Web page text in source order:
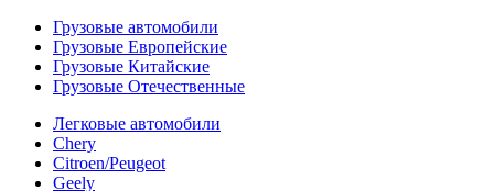
Грузовые автомобили
Грузовые Европейские
Грузовые Китайские
Грузовые Отечественные
Легковые автомобили
Chery
Citroen/Peugeot
Geely